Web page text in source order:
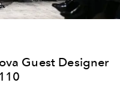
Guest Designer